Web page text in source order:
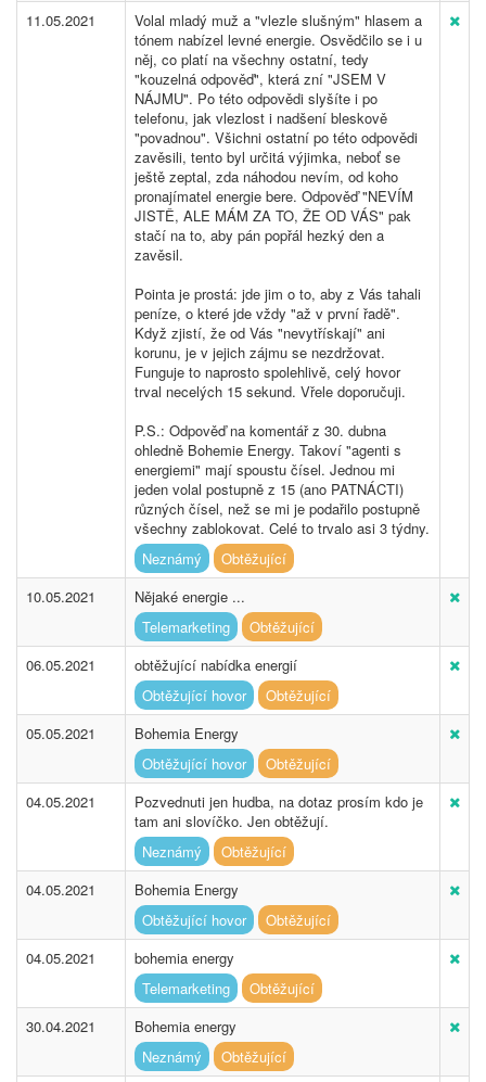
11.05.2021
Volal mladý muž a "vlezle slušným" hlasem a
tónem nabízel levné energie. Osvědčilo se i u
něj, co platí na všechny ostatní, tedy
"kouzelná odpověď", která zní "JSEM V
NÁJMU". Po této odpovědi slyšíte i po
telefonu, jak vlezlost i nadšení bleskově
"povadnou". Všichni ostatní po této odpovědi
zavěsili, tento byl určitá výjimka, neboť se
ještě zeptal, zda náhodou nevím, od koho
pronajímatel energie bere. Odpověď "NEVÍM
JISTĚ, ALE MÁM ZA TO, ŽE OD VÁS" pak
stačí na to, aby pán popřál hezký den a
zavěsil.
Pointa je prostá: jde jim o to, aby z Vás tahali
peníze, o které jde vždy "až v první řadě".
Když zjistí, že od Vás "nevytřískají" ani
korunu, je v jejich zájmu se nezdržovat.
Funguje to naprosto spolehlivě, celý hovor
trval necelých 15 sekund. Vřele doporučuji.
P.S.: Odpověď na komentář z 30. dubna
ohledně Bohemie Energy. Takoví "agenti s
energiemi" mají spoustu čísel. Jednou mi
jeden volal postupně z 15 (ano PATNÁCTI)
různých čísel, než se mi je podařilo postupně
všechny zablokovat. Celé to trvalo asi 3 týdny.
Neznámý
Obtěžující
10.05.2021
Nějaké energie ...
Telemarketing
Obtěžující
06.05.2021
obtěžující nabídka energií
Obtěžující hovor
Obtěžující
05.05.2021
Bohemia Energy
Obtěžující hovor
Obtěžující
04.05.2021
Pozvednuti jen hudba, na dotaz prosím kdo je
tam ani slovíčko. Jen obtěžují.
Neznámý
Obtěžující
04.05.2021
Bohemia Energy
Obtěžující hovor
Obtěžující
04.05.2021
bohemia energy
Telemarketing
Obtěžující
30.04.2021
Bohemia energy
Neznámý
Obtěžující